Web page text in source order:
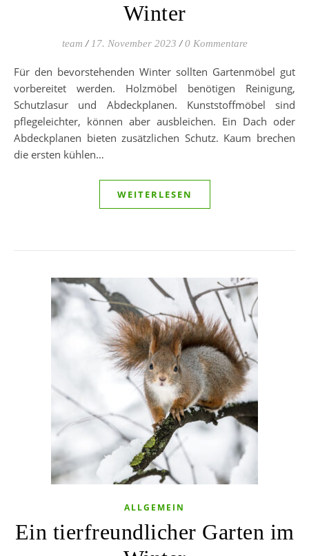
Winter
team / 17. November 2023 / 0 Kommentare
Für den bevorstehenden Winter sollten Gartenmöbel gut
vorbereitet werden. Holzmöbel benötigen Reinigung,
Schutzlasur und Abdeckplanen. Kunststoffmöbel sind
pflegeleichter, können aber ausbleichen. Ein Dach oder
Abdeckplanen bieten zusätzlichen Schutz. Kaum brechen
die ersten kühlen…
WEITERLESEN
ALLGEMEIN
Ein tierfreundlicher Garten im